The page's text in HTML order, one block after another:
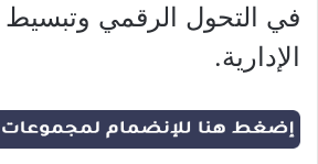
في التحول الرقمي وتبسيط
الإدارية.